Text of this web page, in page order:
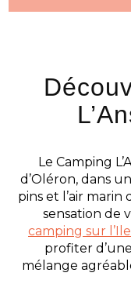
Le Camping
d’Oléron, dans
pins et l’air
sensation de
camping sur
profiter
mélange